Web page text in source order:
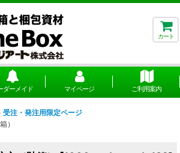
カート
ダーメイド マイページ ご利用案内
受注・発注用限定ページ
）